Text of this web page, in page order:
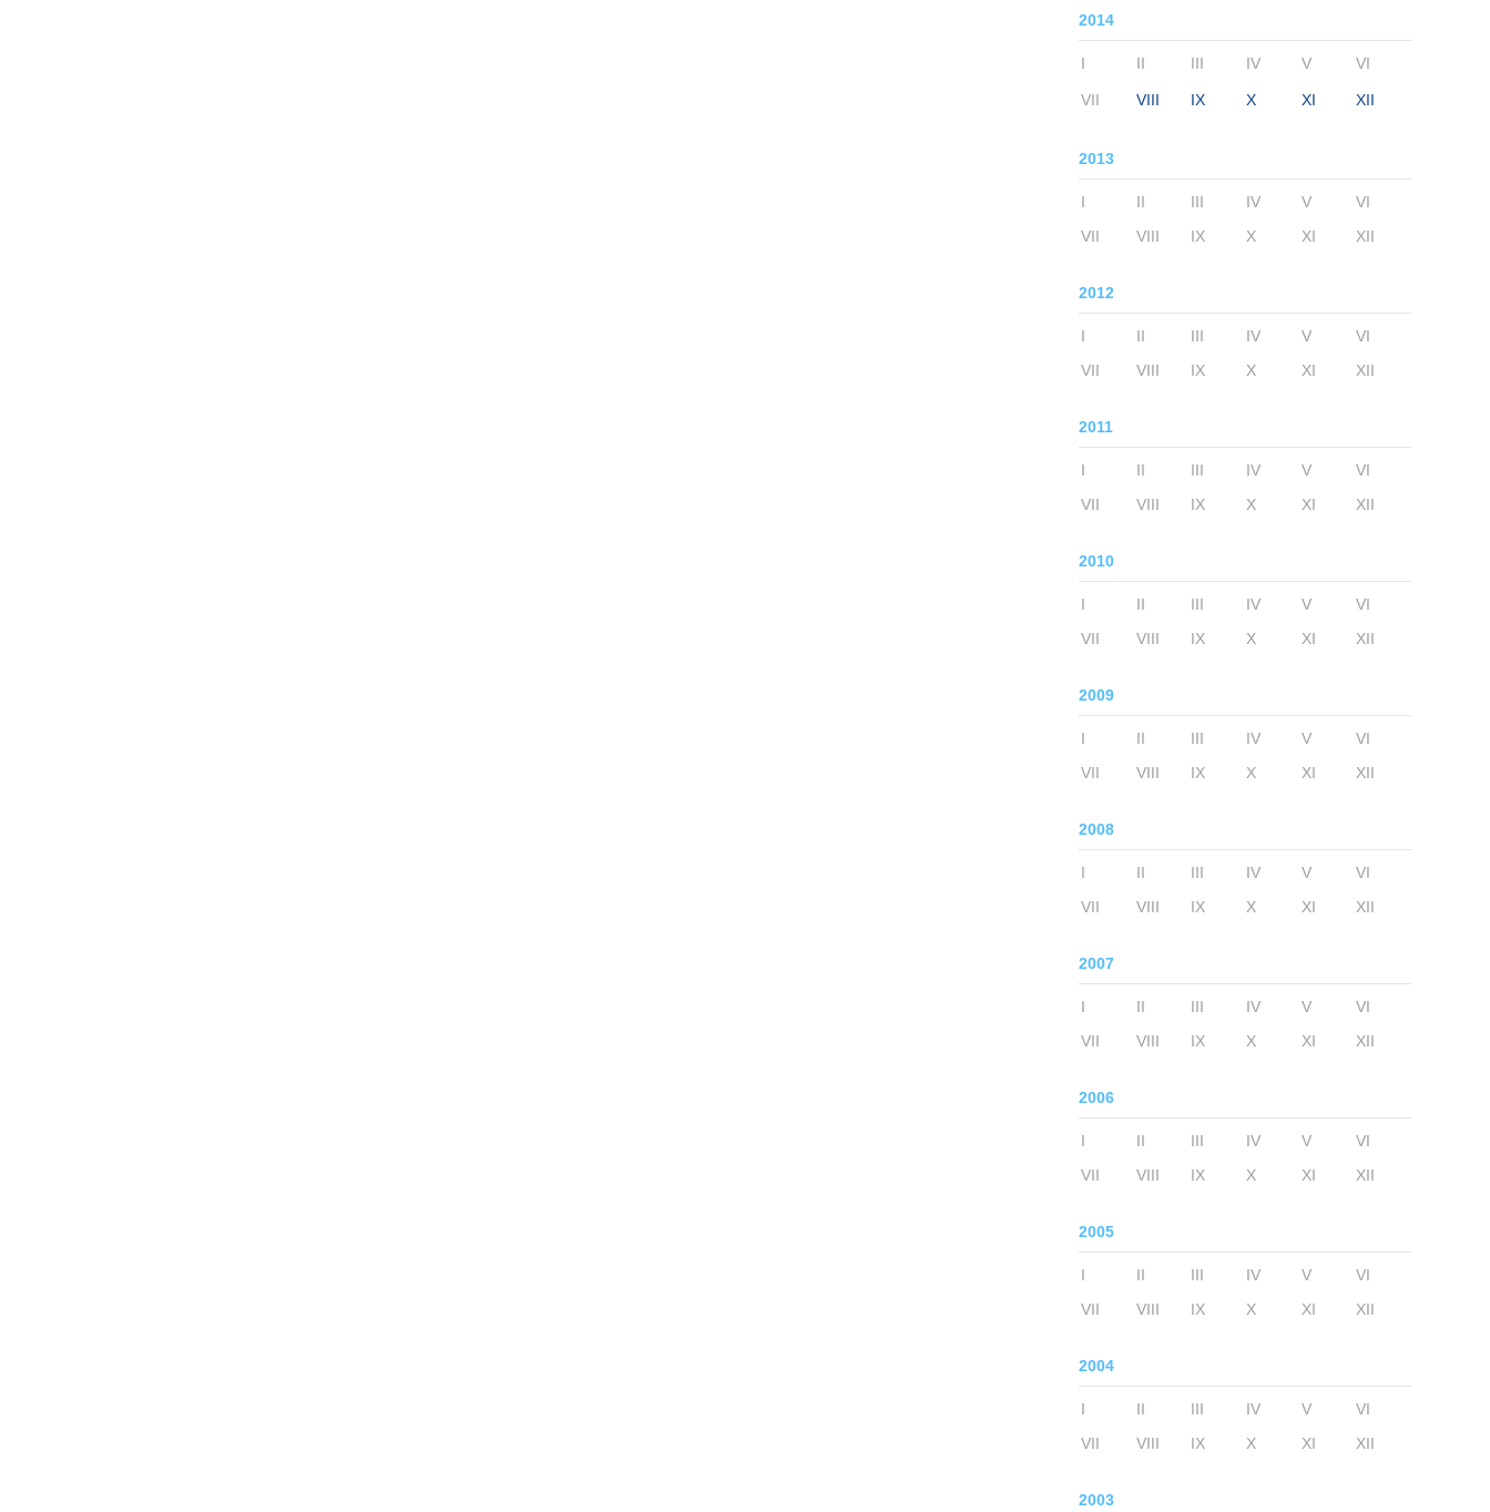
2014
I II III IV V VI
VII VIII IX X XI XII
2013
I II III IV V
VI
VII
VIII IX X XI XII
2012
I II III IV V
VI
VII
VIII IX X XI XII
2011
I II III IV V
VI
VII
VIII IX X XI XII
2010
I II III IV V
VI
VII
VIII IX X XI XII
2009
I II III IV V
VI
VII
VIII IX X XI XII
2008
I II III IV V
VI
VII
VIII IX X XI XII
2007
I II III IV V
VI
VII
VIII IX X XI XII
2006
I II III IV V
VI
VII
VIII IX X XI XII
2005
I II III IV V
VI
VII
VIII IX X XI XII
2004
I II III IV V
VI
VII
VIII IX X XI XII
2003